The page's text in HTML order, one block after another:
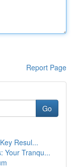
Report Page
Go
Resul...
Your Tranqu...